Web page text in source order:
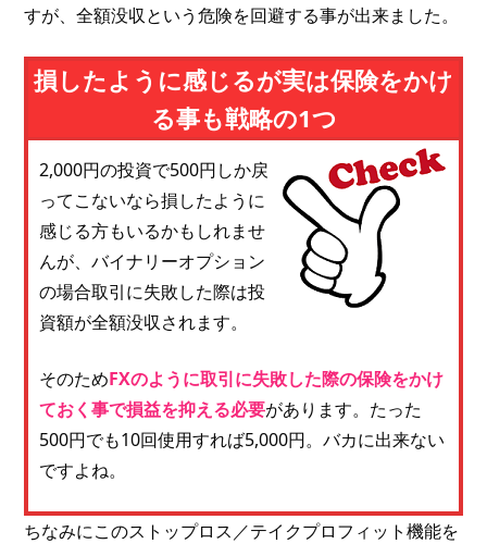
すが、全額没収という危険を回避する事が出来ました。
損したように感じるが実は保険をかけ
る事も戦略の1つ
2,000円の投資で500円しか戻
ってこないなら損したように
感じる方もいるかもしれませ
んが、バイナリーオプション
の場合取引に失敗した際は投
資額が全額没収されます。
そのためFXのように取引に失敗した際の保険をかけ
ておく事で損益を抑える必要があります。たった
500円でも10回使用すれば5,000円。バカに出来ない
ですよね。
ちなみにこのストップロス／テイクプロフィット機能を